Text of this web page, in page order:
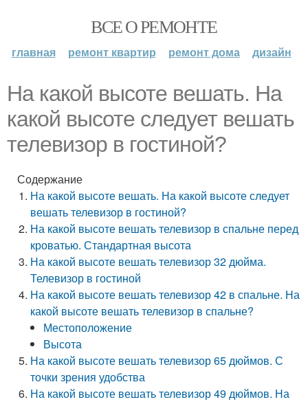
ВСЕ О РЕМОНТЕ
главная ремонт квартир ремонт дома дизайн
На какой высоте вешать. На
какой высоте следует вешать
телевизор в гостиной?
Содержание
На какой высоте вешать. На какой высоте следует
вешать телевизор в гостиной?
На какой высоте вешать телевизор в спальне перед
кроватью. Стандартная высота
На какой высоте вешать телевизор 32 дюйма.
Телевизор в гостиной
На какой высоте вешать телевизор 42 в спальне. На
какой высоте вешать телевизор в спальне?
Местоположение
Высота
На какой высоте вешать телевизор 65 дюймов. С
точки зрения удобства
На какой высоте вешать телевизор 49 дюймов. На